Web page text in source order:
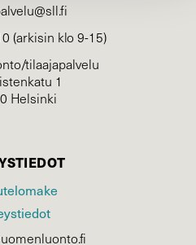
(arkisin klo 9-15)
tilaajapalvelu
1
Helsinki